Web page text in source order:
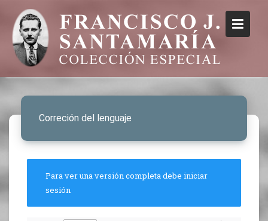
Correción del lenguaje
Para ver una versión completa debe iniciar
sesión